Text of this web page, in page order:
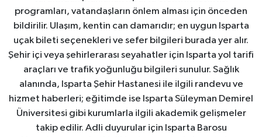
programları, vatandaşların önlem alması için önceden
bildirilir. Ulaşım, kentin can damarıdır; en uygun Isparta
uçak bileti seçenekleri ve sefer bilgileri burada yer alır.
Şehir içi veya şehirlerarası seyahatler için Isparta yol tarifi
araçları ve trafik yoğunluğu bilgileri sunulur. Sağlık
alanında, Isparta Şehir Hastanesi ile ilgili randevu ve
hizmet haberleri; eğitimde ise Isparta Süleyman Demirel
Üniversitesi gibi kurumlarla ilgili akademik gelişmeler
takip edilir. Adli duyurular için Isparta Barosu